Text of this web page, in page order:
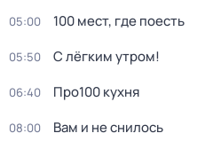
05:00 100 мест, где поесть
05:50 С лёгким утром!
06:40 Про100 кухня
08:00 Вам и не снилось